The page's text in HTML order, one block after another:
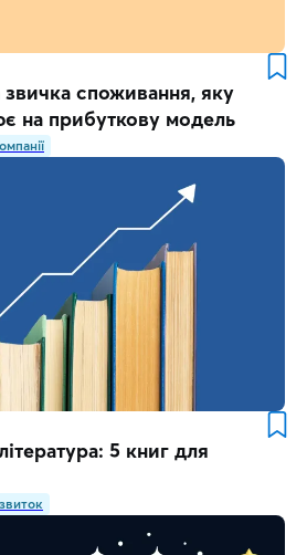
споживання, яку
на прибуткову модель
5 книг для